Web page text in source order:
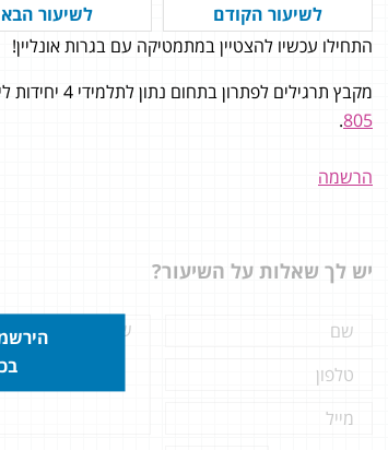
הרבה הודות לכם ולשיעורים קיבלתי
לשיעור הקודם
לשיעור הבא
התחילו עכשיו להצטיין במתמטיקה עם בגרות אונליין!
מקבץ תרגילים לפתרון בתחום נתון לתלמידי 4 יחידות לימוד במתמטיקה, נלמד בהרחבה ב
805
.
הרשמה
יש לך שאלות על השיעור?